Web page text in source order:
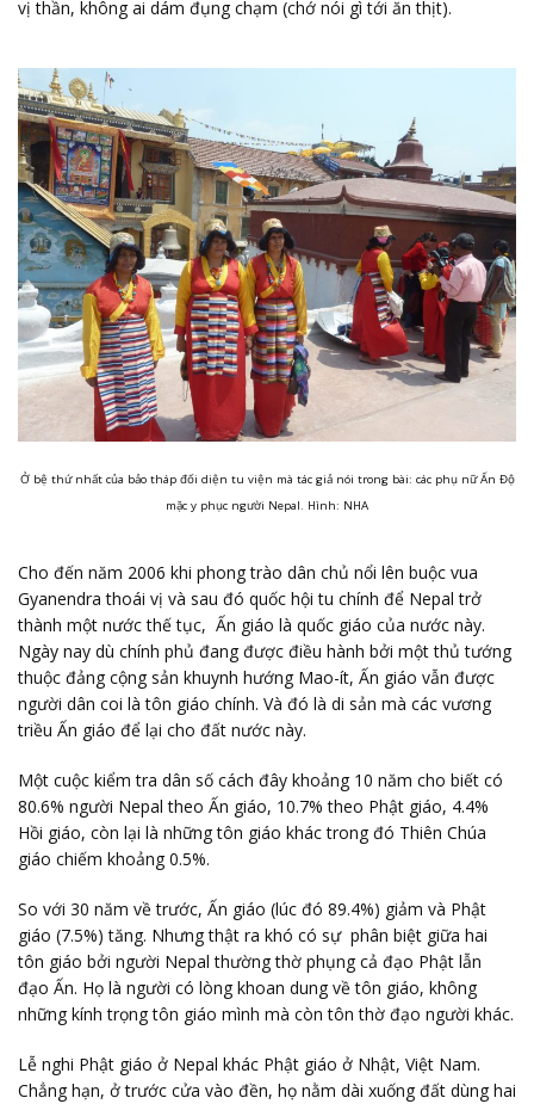
vị thần, không ai dám đụng chạm (chớ nói gì tới ăn thịt).
Ở bệ thứ nhất của bảo tháp đối diện tu viện mà tác giả nói trong bài: các phụ nữ Ấn Độ
mặc y phục người Nepal. Hình: NHA
Cho đến năm 2006 khi phong trào dân chủ nổi lên buộc vua
Gyanendra thoái vị và sau đó quốc hội tu chính để Nepal trở
thành một nước thế tục, Ấn giáo là quốc giáo của nước này.
Ngày nay dù chính phủ đang được điều hành bởi một thủ tướng
thuộc đảng cộng sản khuynh hướng Mao-ít, Ấn giáo vẫn được
người dân coi là tôn giáo chính. Và đó là di sản mà các vương
triều Ấn giáo để lại cho đất nước này.
Một cuộc kiểm tra dân số cách đây khoảng 10 năm cho biết có
80.6% người Nepal theo Ấn giáo, 10.7% theo Phật giáo, 4.4%
Hồi giáo, còn lại là những tôn giáo khác trong đó Thiên Chúa
giáo chiếm khoảng 0.5%.
So với 30 năm về trước, Ấn giáo (lúc đó 89.4%) giảm và Phật
giáo (7.5%) tăng. Nhưng thật ra khó có sự phân biệt giữa hai
tôn giáo bởi người Nepal thường thờ phụng cả đạo Phật lẫn
đạo Ấn. Họ là người có lòng khoan dung về tôn giáo, không
những kính trọng tôn giáo mình mà còn tôn thờ đạo người khác.
Lễ nghi Phật giáo ở Nepal khác Phật giáo ở Nhật, Việt Nam.
Chẳng hạn, ở trước cửa vào đền, họ nằm dài xuống đất dùng hai